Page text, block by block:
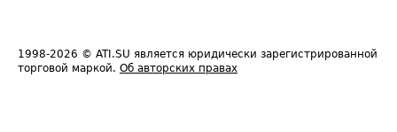
1998-2026 © ATI.SU является юридически зарегистрированной
торговой маркой. Об авторских правах